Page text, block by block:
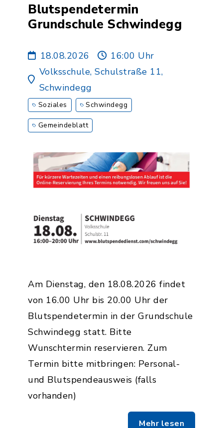
Blutspendetermin
Grundschule Schwindegg
18.08.2026
16:00 Uhr
Volksschule, Schulstraße 11,
Schwindegg
Soziales Schwindegg
Gemeindeblatt
Am Dienstag, den 18.08.2026 findet
von 16.00 Uhr bis 20.00 Uhr der
Blutspendetermin in der Grundschule
Schwindegg statt. Bitte
Wunschtermin reservieren. Zum
Termin bitte mitbringen: Personal-
und Blutspendeausweis (falls
vorhanden)
Mehr lesen